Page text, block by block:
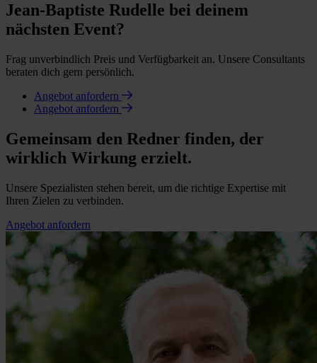
Jean-Baptiste Rudelle bei deinem
nächsten Event?
Frag unverbindlich Preis und Verfügbarkeit an. Unsere Consultants
beraten dich gern persönlich.
Angebot anfordern
Angebot anfordern
Gemeinsam den Redner finden, der
wirklich Wirkung erzielt.
Unsere Spezialisten stehen bereit, um die richtige Expertise mit
Ihren Zielen zu verbinden.
Angebot anfordern